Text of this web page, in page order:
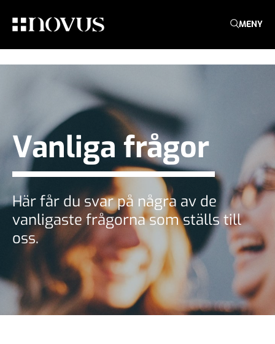
MENY
Vanliga frågor
Här får du svar på några av de
vanligaste frågorna som ställs till
oss.